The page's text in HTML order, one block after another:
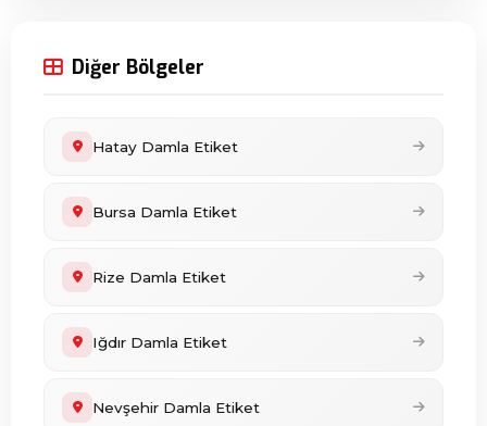
Diğer Bölgeler
Hatay Damla Etiket
Bursa Damla Etiket
Rize Damla Etiket
Iğdır Damla Etiket
Nevşehir Damla Etiket